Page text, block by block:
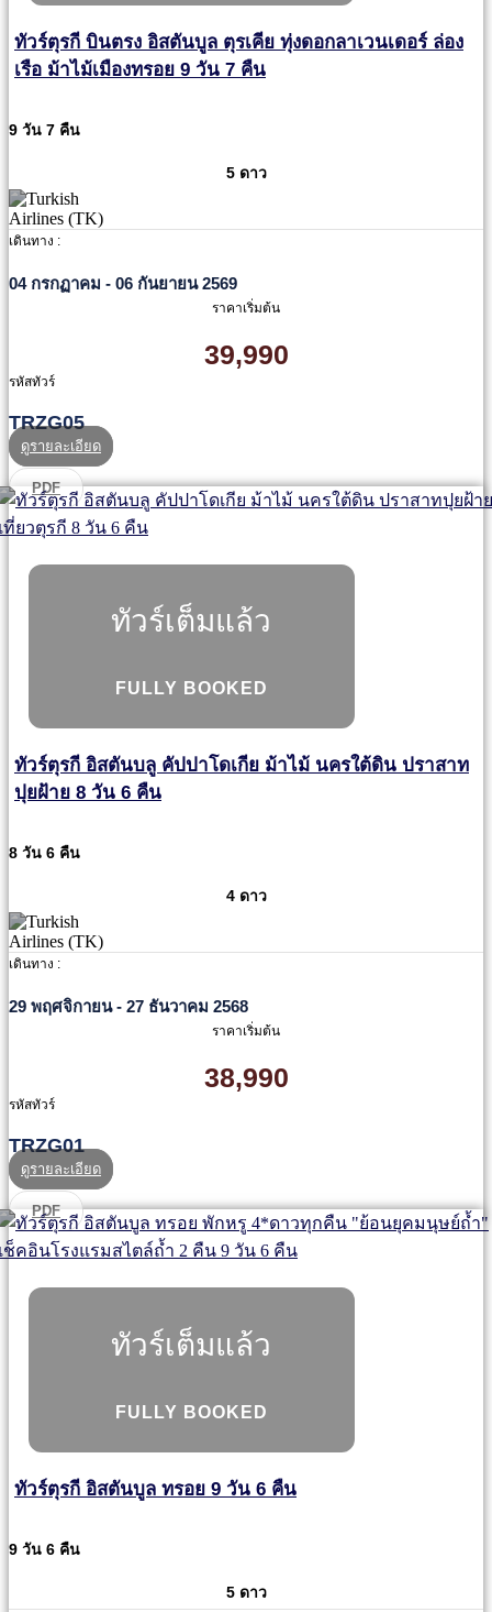
ทัวร์ตุรกี บินตรง อิสตันบูล ตุรเคีย ทุ่งดอกลาเวนเดอร์ ล่อง
เรือ ม้าไม้เมืองทรอย 9 วัน 7 คืน
9 วัน 7 คืน
5 ดาว
เดินทาง :
04 กรกฏาคม - 06 กันยายน 2569
ราคาเริ่มต้น
39,990
รหัสทัวร์
TRZG05
ดูรายละเอียด
PDF
ทัวร์เต็มแล้ว
FULLY BOOKED
ทัวร์ตุรกี อิสตันบลู คัปปาโดเกีย ม้าไม้ นครใต้ดิน ปราสาท
ปุยฝ้าย 8 วัน 6 คืน
8 วัน 6 คืน
4 ดาว
เดินทาง :
29 พฤศจิกายน - 27 ธันวาคม 2568
ราคาเริ่มต้น
38,990
รหัสทัวร์
TRZG01
ดูรายละเอียด
PDF
ทัวร์เต็มแล้ว
FULLY BOOKED
ทัวร์ตุรกี อิสตันบูล ทรอย 9 วัน 6 คืน
9 วัน 6 คืน
5 ดาว